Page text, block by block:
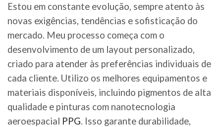
Estou em constante evolução, sempre atento às
novas exigências, tendências e sofisticação do
mercado. Meu processo começa com o
desenvolvimento de um layout personalizado,
criado para atender às preferências individuais de
cada cliente. Utilizo os melhores equipamentos e
materiais disponíveis, incluindo pigmentos de alta
qualidade e pinturas com nanotecnologia
aeroespacial PPG. Isso garante durabilidade,